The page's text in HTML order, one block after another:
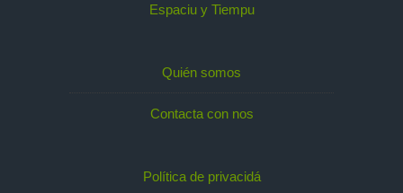
Espaciu y Tiempu
Quién somos
Contacta con nos
Política de privacidá